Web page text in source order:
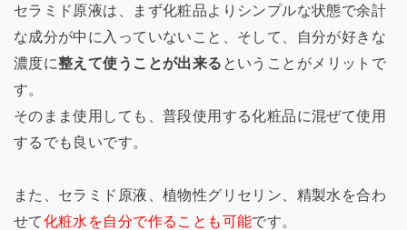
セラミド原液は、まず化粧品よりシンプルな状態で余計
な成分が中に入っていないこと、そして、自分が好きな
濃度に整えて使うことが出来る ということがメリットで
す。
そのまま使用しても、普段使用する化粧品に混ぜて使用
するでも良いです。
また、セラミド原液、植物性グリセリン、精製水を合わ
せて化粧水を自分で作ることも可能です。